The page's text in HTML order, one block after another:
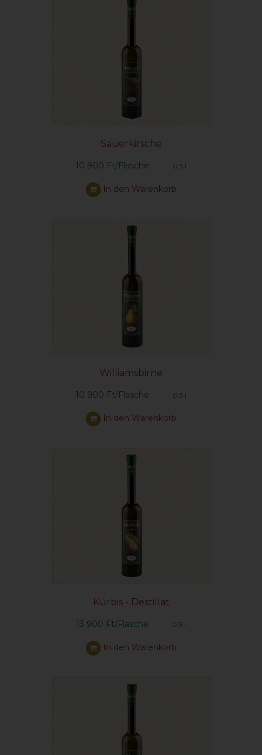
Sauerkirsche
10 900 Ft/Flasche 0.5 l
In den Warenkorb
Williamsbirne
10 900 Ft/Flasche 0.5 l
In den Warenkorb
Kürbis - Destillat
13 900 Ft/Flasche 0.5 l
In den Warenkorb